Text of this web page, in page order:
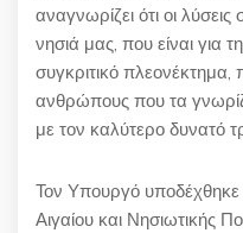
αναγνωρίζει ότι οι
νησιά μας, που είναι για
συγκριτικό
ανθρώπους που τα
με τον καλύτερο δυνατό
Τον Υπουργό υποδέχθηκε
Αιγαίου και Νησιωτικής